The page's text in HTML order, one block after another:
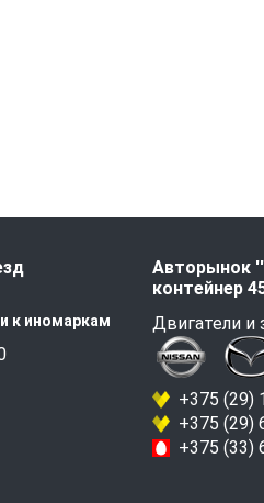
к иномаркам
Авторынок
контейнер
Двигатели и
+375 (29)
+375 (29)
+375 (33)